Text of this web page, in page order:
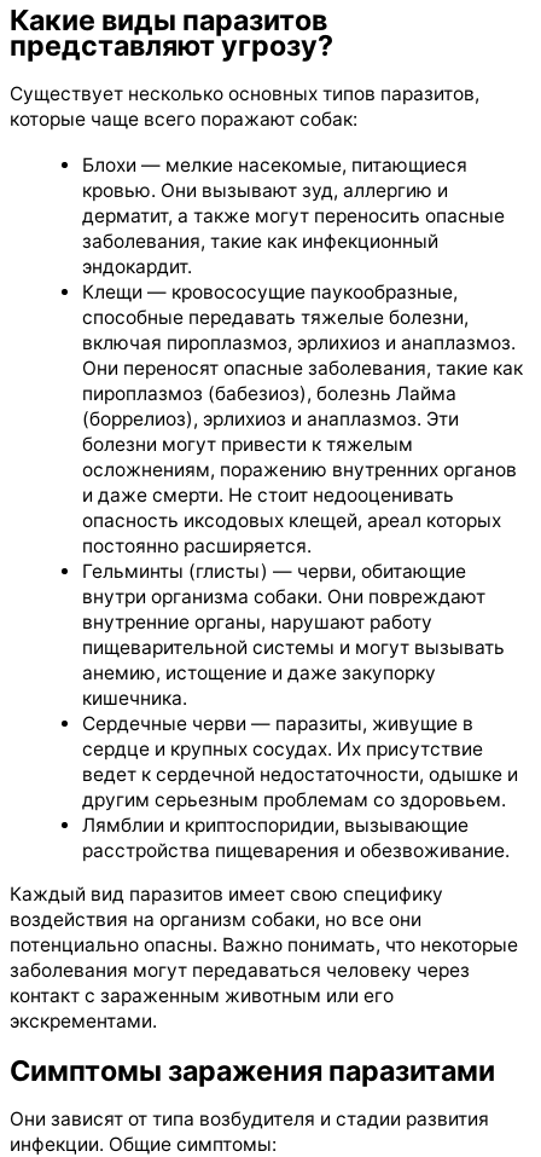
Какие виды паразитов
представляют угрозу?
Существует несколько основных типов паразитов,
которые чаще всего поражают собак:
Блохи — мелкие насекомые, питающиеся
кровью. Они вызывают зуд, аллергию и
дерматит, а также могут переносить опасные
заболевания, такие как инфекционный
эндокардит.
Клещи — кровососущие паукообразные,
способные передавать тяжелые болезни,
включая пироплазмоз, эрлихиоз и анаплазмоз.
Они переносят опасные заболевания, такие как
пироплазмоз (бабезиоз), болезнь Лайма
(боррелиоз), эрлихиоз и анаплазмоз. Эти
болезни могут привести к тяжелым
осложнениям, поражению внутренних органов
и даже смерти. Не стоит недооценивать
опасность иксодовых клещей, ареал которых
постоянно расширяется.
Гельминты (глисты) — черви, обитающие
внутри организма собаки. Они повреждают
внутренние органы, нарушают работу
пищеварительной системы и могут вызывать
анемию, истощение и даже закупорку
кишечника.
Сердечные черви — паразиты, живущие в
сердце и крупных сосудах. Их присутствие
ведет к сердечной недостаточности, одышке и
другим серьезным проблемам со здоровьем.
Лямблии и криптоспоридии, вызывающие
расстройства пищеварения и обезвоживание.
Каждый вид паразитов имеет свою специфику
воздействия на организм собаки, но все они
потенциально опасны. Важно понимать, что некоторые
заболевания могут передаваться человеку через
контакт с зараженным животным или его
экскрементами.
Симптомы заражения паразитами
Они зависят от типа возбудителя и стадии развития
инфекции. Общие симптомы: